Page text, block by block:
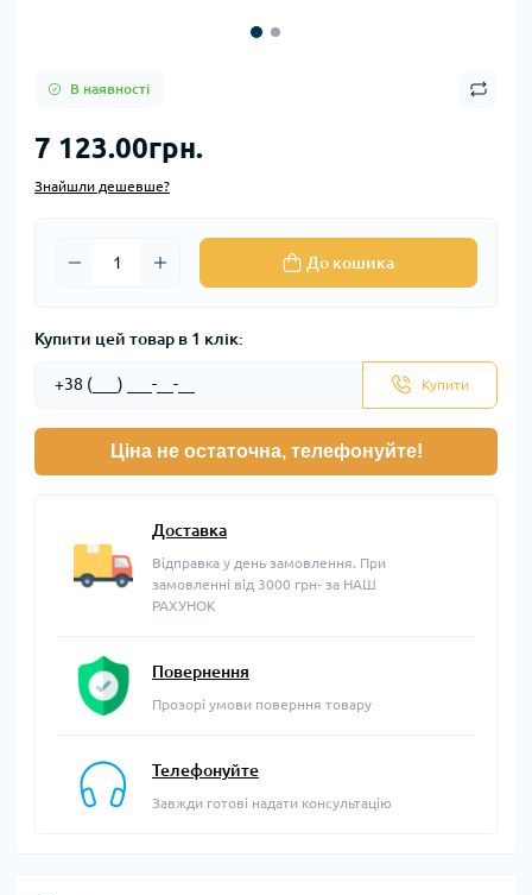
В наявності
7 123.00грн.
Знайшли дешевше?
До кошика
Купити цей товар в 1 клік:
Купити
Ціна не остаточна, телефонуйте!
Доставка
Відправка у день замовлення. При
замовленні від 3000 грн- за НАШ
РАХУНОК
Повернення
Прозорі умови поверння товару
Телефонуйте
Завжди готові надати консультацію